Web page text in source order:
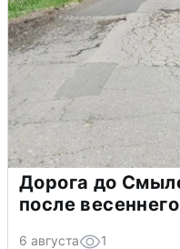
Дорога до
после
6 августа 1